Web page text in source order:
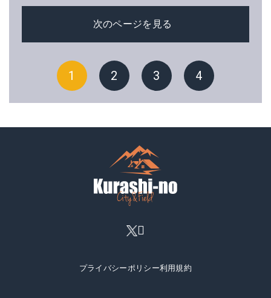
次のページを見る
1 2 3 4
プライバシーポリシー利用規約